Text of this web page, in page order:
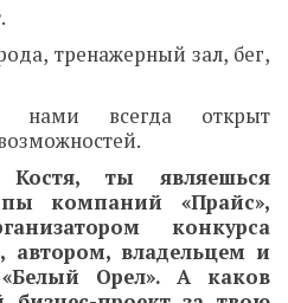
тренажерный зал, бег,
нами всегда открыт
ты являешься
компаний «Прайс»,
конкурса
владельцем и
Орел». А каков